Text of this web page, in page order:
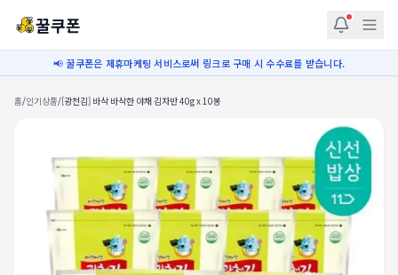
꿀쿠폰
📢 꿀쿠폰은 제휴마케팅 서비스로써 링크로 구매 시 수수료를 받습니다.
홈/인기상품/[광천김] 바삭 바삭한 야채 김자반 40g x 10봉